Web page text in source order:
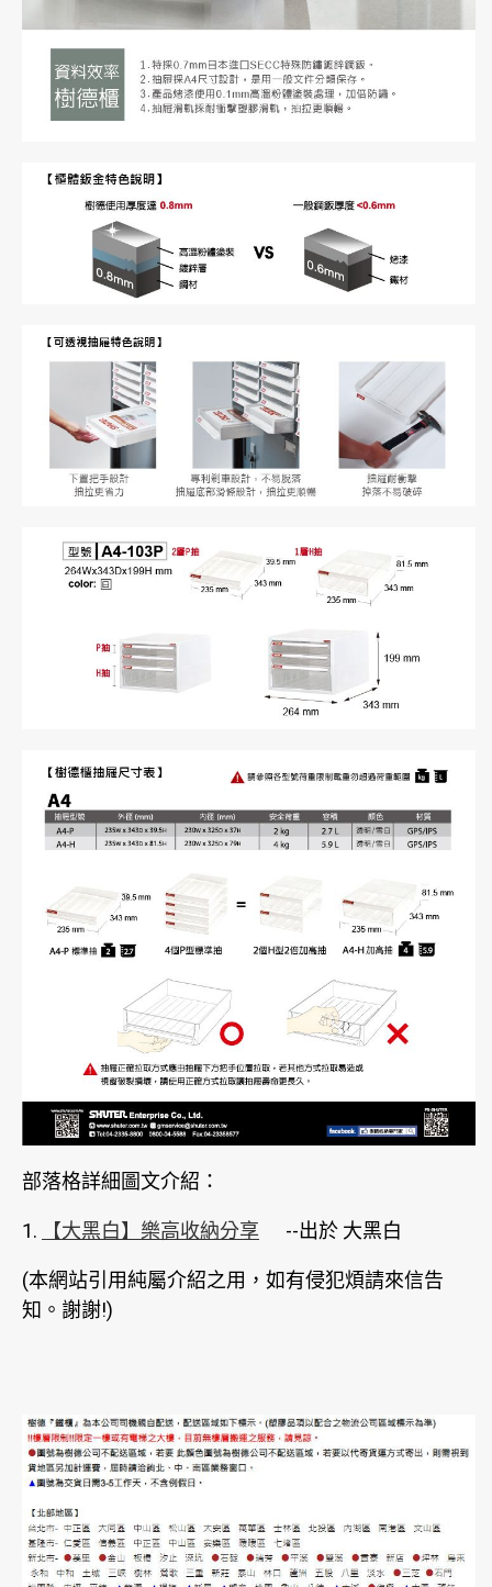
部落格詳細圖文介紹：
1. 【大黑白】樂高收納分享 --出於 大黑白
(本網站引用純屬介紹之用，如有侵犯煩請來信告
知。謝謝!)